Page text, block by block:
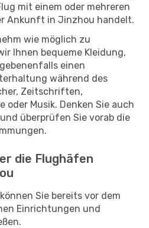
mit einem oder mehreren
Ankunft in Jinzhou handelt.
wie möglich zu
Ihnen bequeme Kleidung,
einen
während des
Zeitschriften,
oder Musik. Denken Sie auch
überprüfen Sie vorab die
die Flughäfen
Sie bereits vor dem
Einrichtungen und